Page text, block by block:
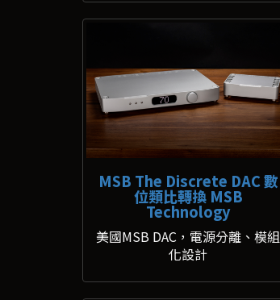
MSB The Discrete DAC 數
位類比轉換 MSB
Technology
美國MSB DAC，電源分離、模組
化設計